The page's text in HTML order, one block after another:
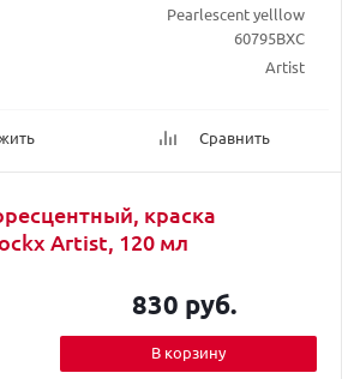
Pearlescent yelllow
60795BXC
Artist
Сравнить
краска
Artist, 120 мл
830 руб.
В корзину